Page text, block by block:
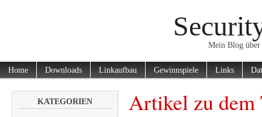
Mein Blog
Home Downloads Linkaufbau Gewinnspiele Links
KATEGORIEN Artikel zu dem